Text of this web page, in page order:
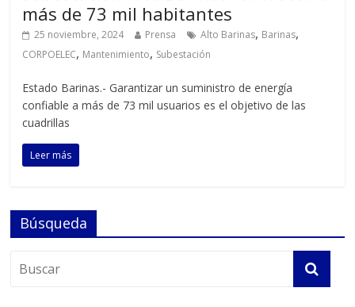
más de 73 mil habitantes
25 noviembre, 2024 Prensa Alto Barinas, Barinas,
CORPOELEC, Mantenimiento, Subestación
Estado Barinas.- Garantizar un suministro de energía
confiable a más de 73 mil usuarios es el objetivo de las
cuadrillas
Leer más
Búsqueda